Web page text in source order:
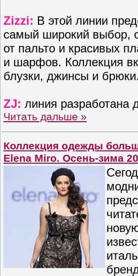
Zizzi: В этой линии
самый широкий выбор,
от пальто и красивых
и шарфов. Коллекция
блузки, джинсы и брюки.
ZJ: линия разработана
Читать дальше »
Коллекция одежды
Elena Miro. Осень-зима